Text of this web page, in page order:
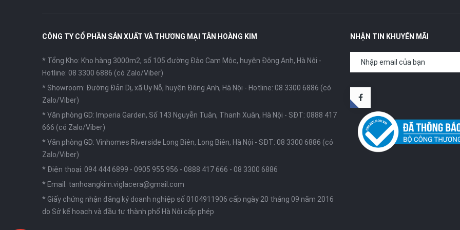
CÔNG TY CỔ PHẦN SẢN XUẤT VÀ THƯƠNG MẠI TÂN HOÀNG KIM
* Tổng Kho: Kho hàng 3000m2, số 105 đường Đào Cam Mộc, huyện Đông Anh, Hà Nội -
Hotline: 08 3300 6886 (có Zalo/Viber)
* Showroom: Đường Đản Dị, xã Uy Nỗ, huyện Đông Anh, Hà Nội - Hotline: 08 3300 6886 (có
Zalo/Viber)
* Văn phòng GD: Imperia Garden, Số 143 Nguyễn Tuân, Thanh Xuân, Hà Nội - SĐT: 0888 417
666 (có Zalo/Viber)
* Văn phòng GD: Vinhomes Riverside Long Biên, Long Biên, Hà Nội - SĐT: 08 3300 6886 (có
Zalo/Viber)
* Điện thoại: 094 444 6899 - 0905 955 956 - 0888 417 666 - 08 3300 6886
* Email: tanhoangkim.viglacera@gmail.com
* Giấy chứng nhận đăng ký doanh nghiệp số 0104911906 cấp ngày 20 tháng 09 năm 2016
do Sở kế hoạch và đầu tư thành phố Hà Nội cấp phép
NHẬN TIN KHUYẾN MÃI